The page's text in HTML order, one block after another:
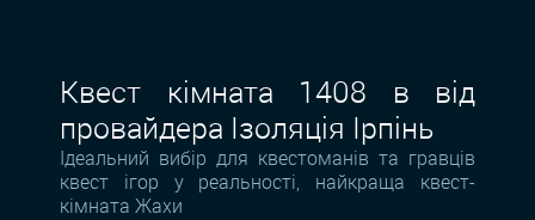
Квест кімната 1408 в від
провайдера Ізоляція Ірпінь
Ідеальний вибір для квестоманів та гравців
квест ігор у реальності, найкраща квест-
кімната Жахи